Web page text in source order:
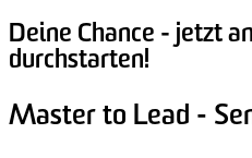
Deine Chance - jetzt
durchstarten!
Master to Lead -